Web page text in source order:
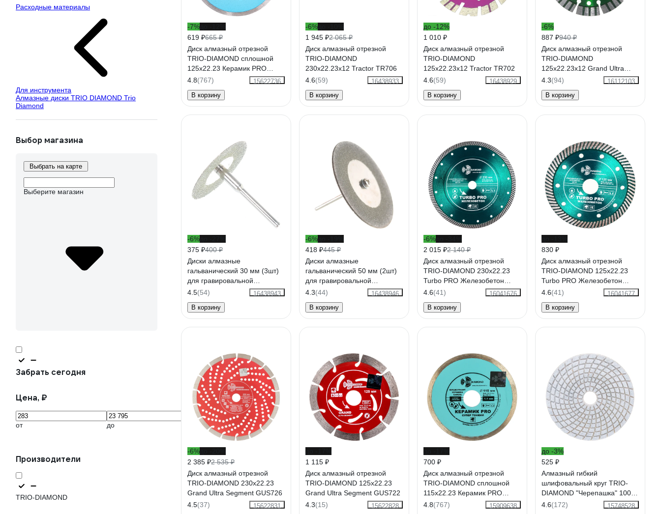
Расходные материалы
Для инструмента
Алмазные диски TRIO DIAMOND Trio
Diamond
Выбор магазина
Выбрать на карте
Выберите магазин
Забрать сегодня
Цена, ₽
от до
Производители
TRIO-DIAMOND
-7%
619 ₽665 ₽
Диск алмазный отрезной
TRIO-DIAMOND сплошной
125x22.23 Керамик PRO
Супер Тонкий 370125
4.8(767)
15622736
В корзину
-6%
1 945 ₽2 065 ₽
Диск алмазный отрезной
TRIO-DIAMOND
230x22.23x12 Tractor TR706
4.6(59)
16438933
В корзину
до -12%
1 010 ₽
Диск алмазный отрезной
TRIO-DIAMOND
125x22.23x12 Tractor TR702
4.6(59)
16438929
В корзину
-6%
887 ₽940 ₽
Диск алмазный отрезной
TRIO-DIAMOND
125х22.23x12 Grand Ultra
Turbo-Segment GTS732
4.3(94)
16112103
В корзину
-6%
375 ₽400 ₽
Диски алмазные
гальванический 30 мм (3шт)
для гравировальной
машинки, TRIO-DIAMOND
4.5(54)
16438943
В корзину
-6%
418 ₽445 ₽
Диски алмазные
гальванический 50 мм (2шт)
для гравировальной
машинки, TRIO-DIAMOND
4.3(44)
16438946
В корзину
-6%
2 015 ₽2 140 ₽
Диск алмазный отрезной
TRIO-DIAMOND 230x22.23
Turbo PRO Железобетон
TP176
4.6(41)
16041676
В корзину
830 ₽
Диск алмазный отрезной
TRIO-DIAMOND 125x22.23
Turbo PRO Железобетон
TP172
4.6(41)
16041677
В корзину
-6%
2 385 ₽2 535 ₽
Диск алмазный отрезной
TRIO-DIAMOND 230x22.23
Grand Ultra Segment GUS726
4.5(37)
15622831
1 115 ₽
Диск алмазный отрезной
TRIO-DIAMOND 125x22.23
Grand Ultra Segment GUS722
4.3(15)
15622828
700 ₽
Диск алмазный отрезной
TRIO-DIAMOND сплошной
115x22.23 Керамик PRO
Супер Тонкий 370115
4.8(767)
15909638
до -3%
525 ₽
Алмазный гибкий
шлифовальный круг TRIO-
DIAMOND "Черепашка" 100
мм № 50 340050
4.6(172)
15748528